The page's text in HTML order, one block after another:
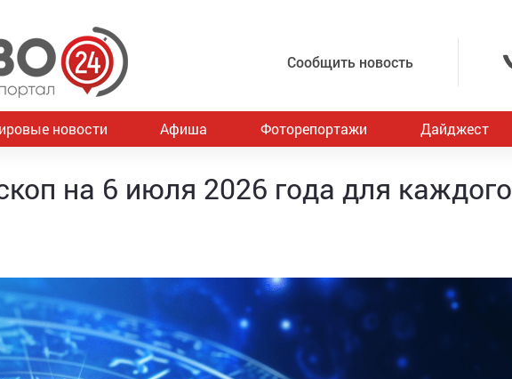
Сообщить новость
новости Афиша Фоторепортажи Дайджест
на 6 июля 2026 года для каждого